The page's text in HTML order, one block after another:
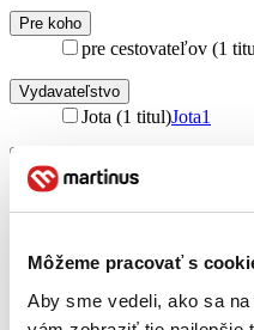
Môžeme pracovať s
Aby sme vedeli, ako sa
Pre koho
pre cestovateľov (1
Vydavateľstvo
Jota (1 titul)Jota1
brožovaná väzba (1
Zoradiť